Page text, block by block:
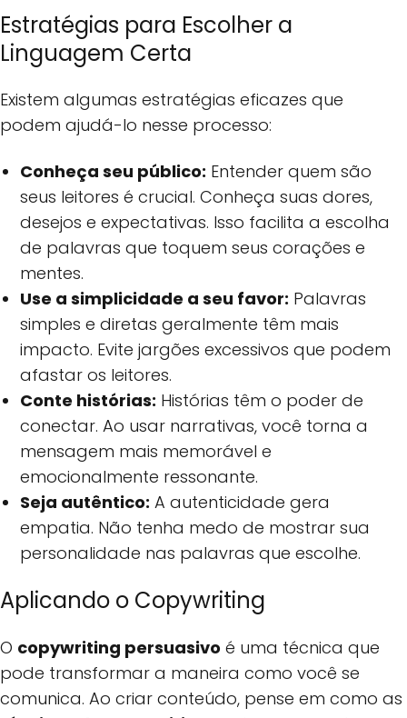
Estratégias para Escolher a
Linguagem Certa
Existem algumas estratégias eficazes que
podem ajudá-lo nesse processo:
Conheça seu público: Entender quem são
seus leitores é crucial. Conheça suas dores,
desejos e expectativas. Isso facilita a escolha
de palavras que toquem seus corações e
mentes.
Use a simplicidade a seu favor: Palavras
simples e diretas geralmente têm mais
impacto. Evite jargões excessivos que podem
afastar os leitores.
Conte histórias: Histórias têm o poder de
conectar. Ao usar narrativas, você torna a
mensagem mais memorável e
emocionalmente ressonante.
Seja autêntico: A autenticidade gera
empatia. Não tenha medo de mostrar sua
personalidade nas palavras que escolhe.
Aplicando o Copywriting
O copywriting persuasivo é uma técnica que
pode transformar a maneira como você se
comunica. Ao criar conteúdo, pense em como as